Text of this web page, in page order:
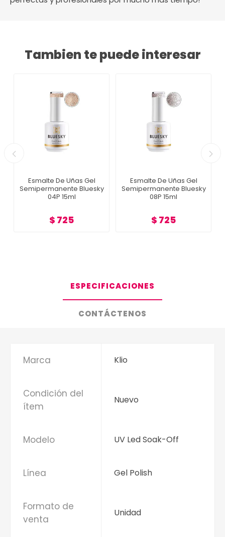
Tambien te puede interesar
Esmalte De Uñas Gel
Semipermanente Bluesky
04P 15ml
$ 725
Esmalte De Uñas Gel
Semipermanente Bluesky
08P 15ml
$ 725
ESPECIFICACIONES
CONTÁCTENOS
Marca Klio
Condición del
ítem
Nuevo
Modelo UV Led Soak-Off
Línea Gel Polish
Formato de
venta
Unidad